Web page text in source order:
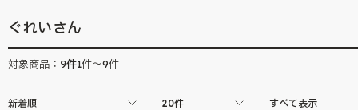
ぐれいさん
対象商品： 9件1件～9件
新着順 20件 すべて表示